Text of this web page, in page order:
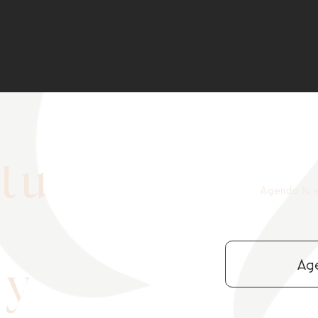
Agenda tu